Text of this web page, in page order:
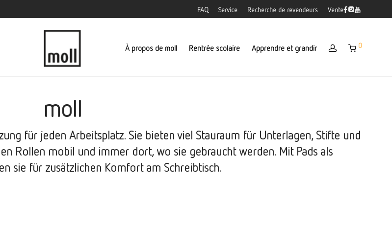
FAQ Service Recherche de revendeurs Vente
À propos de moll Rentrée scolaire Apprendre et grandir 0
moll
für jeden Arbeitsplatz. Sie bieten viel Stauraum für Unterlagen, Stifte und
Rollen mobil und immer dort, wo sie gebraucht werden. Mit Pads als
sie für zusätzlichen Komfort am Schreibtisch.